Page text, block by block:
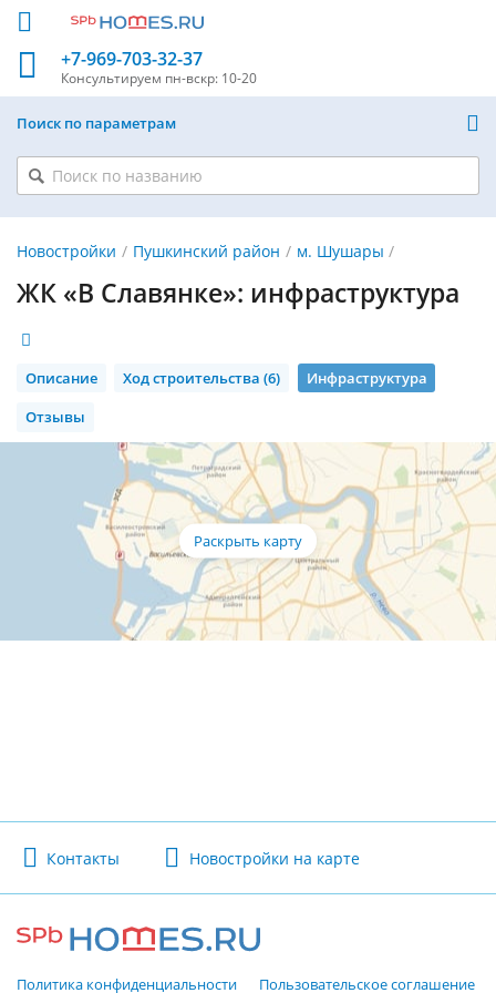
+7-969-703-32-37
Консультируем пн-вскр: 10-20
Поиск по параметрам
Новостройки Пушкинский район м. Шушары
ЖК «В Славянке»: инфраструктура
Описание Ход строительства (6)
Инфраструктура
Отзывы
Контакты Новостройки на карте
Политика конфиденциальности Пользовательское соглашение